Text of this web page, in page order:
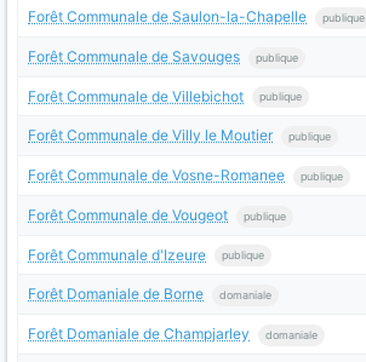
Forêt Communale de Saulon-la-Chapelle publique
Forêt Communale de Savouges publique
Forêt Communale de Villebichot publique
Forêt Communale de Villy le Moutier publique
Forêt Communale de Vosne-Romanee publique
Forêt Communale de Vougeot publique
Forêt Communale d'Izeure publique
Forêt Domaniale de Borne domaniale
Forêt Domaniale de Champjarley domaniale